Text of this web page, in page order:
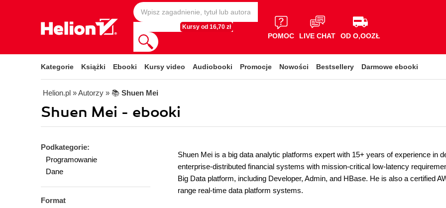
Kursy od 16,70 zł
POMOC LIVE CHAT OD O,OOZŁ
Kategorie Książki Ebooki Kursy video Audiobooki Promocje Nowości Bestsellery Darmowe ebooki
Helion.pl » Autorzy » 📚 Shuen Mei
Shuen Mei - ebooki
Podkategorie:
Programowanie
Dane
Format
Shuen Mei is a big data analytic platforms expert with 15+ years of experience in
enterprise-distributed financial systems with mission-critical low-latency
Big Data platform, including Developer, Admin, and HBase. He is also a certified
range real-time data platform systems.